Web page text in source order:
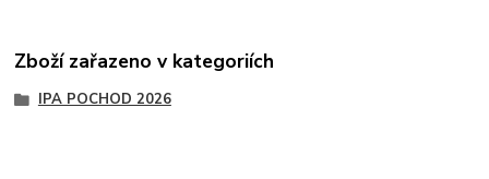
Zboží zařazeno v kategoriích
IPA POCHOD 2026